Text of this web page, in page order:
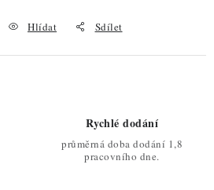
Hlídat Sdílet
Rychlé dodání
průměrná doba dodání 1,8
pracovního dne.